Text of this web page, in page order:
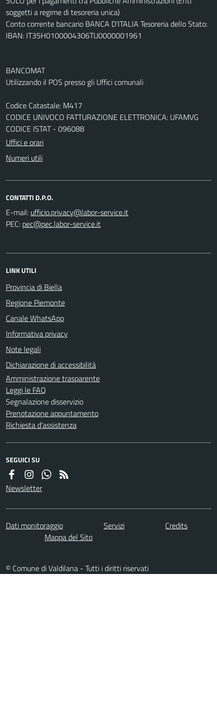
soggetti a regime di tesoreria unica)
Conto corrente bancario BANCA D'ITALIA Tesoreria dello Stato:
IBAN: IT35H0100004306TU0000001961
BANCOMAT
Utilizzando il POS presso gli Uffici comunali
Codice Catastale: M417
CODICE UNIVOCO FATTURAZIONE ELETTRONICA: UFAMVG
CODICE ISTAT - 096088
Uffici e orari
Numeri utili
CONTATTI D.P.O.
E-mail:
PEC:
LINK UTILI
Provincia di Biella
Regione Piemonte
Canale WhatsApp
Informativa privacy
Note legali
Dichiarazione di accessibilità
Amministrazione trasparente
Leggi le FAQ
Segnalazione disservizio
Prenotazione appuntamento
Richiesta d'assistenza
SEGUICI SU
Newsletter
Dati monitoraggio Servizi
Credits
Mappa del Sito
© Comune di Valdilana - Tutti i diritti riservati